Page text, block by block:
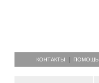
КОНТАКТЫ ПОМОЩЬ